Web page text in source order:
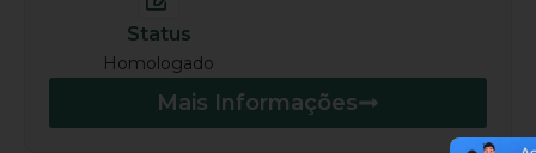
Status
Homologado
Mais Informações